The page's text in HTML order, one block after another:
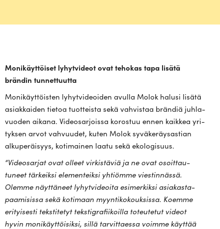
Moni­käyt­töiset lyhyt­videot ovat tehokas tapa lisätä
brändin tunnettuutta
Moni­käyt­töisten lyhyt­vi­deoiden avulla Molok halusi lisätä
asiak­kaiden tietoa tuot­teista sekä vah­vistaa brändiä juh­la­
vuoden aikana. Video­sar­joissa korostuu ennen kaikkea yri­
tyksen arvotvah­vuudet, kuten Molok syvä­ke­räy­sastian
alku­pe­räisyys, koti­mainen laatu sekä ekologisuus.
“Video­sarjat ovat olleet vir­kis­täviä ja ne ovat osoit­tau­
tuneet tär­keiksi ele­men­teiksi yhtiömme vies­tin­nässä.
Olemme näyt­täneet lyhyt­vi­deoita esi­mer­kiksi asia­kas­ta­
paa­mi­sissa sekä kotimaan myyn­ti­ko­kouk­sissa. Koemme
eri­tyi­sesti teks­ti­tetyt teks­ti­gra­fii­koilla toteu­tetut videot
hyvin moni­käyt­töi­siksi, sillä tar­vit­taessa voimme käyttää